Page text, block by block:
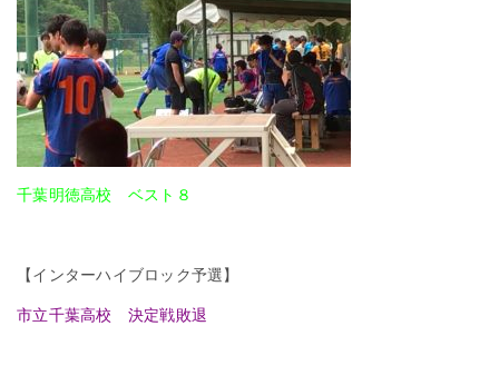
千葉明徳高校 ベスト８
【インターハイブロック予選】
市立千葉高校 決定戦敗退